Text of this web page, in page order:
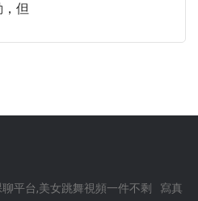
但
平台,美女跳舞視頻一件不剩
寫真